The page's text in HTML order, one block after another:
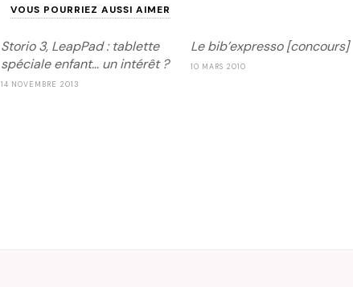
VOUS POURRIEZ AUSSI AIMER
Storio 3, LeapPad : tablette
spéciale enfant… un intérêt ?
14 NOVEMBRE 2013
Le bib’expresso [concours]
10 MARS 2010